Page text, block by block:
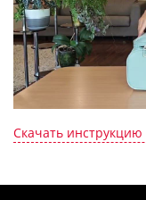
Скачать инструкцию